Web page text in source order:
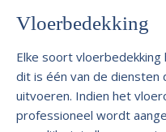
Vloerbedekking
Elke soort
dit is één van de
uitvoeren. Indien het
professioneel wordt